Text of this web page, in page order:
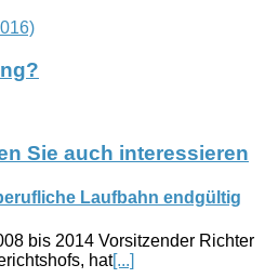
Sie auch interessieren
Laufbahn endgültig
bis 2014 Vorsitzender Richter
hat[...]